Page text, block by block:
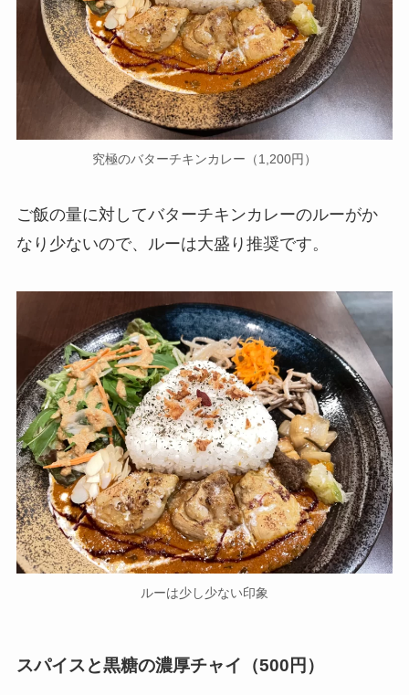
究極のバターチキンカレー（1,200円）
ご飯の量に対してバターチキンカレーのルーがか
なり少ないので、ルーは大盛り推奨です。
ルーは少し少ない印象
スパイスと黒糖の濃厚チャイ（500円）